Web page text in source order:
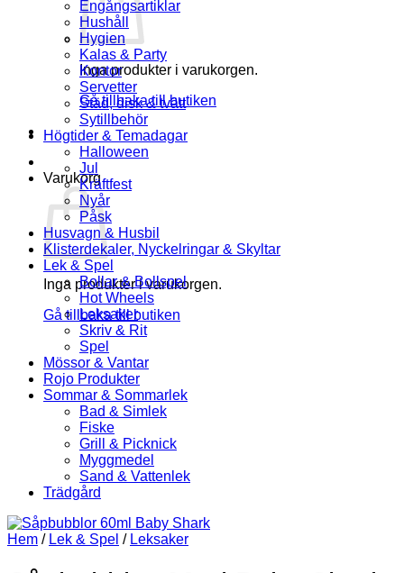
Inga produkter i varukorgen.
Gå tillbaka till butiken
Varukorg
Inga produkter i varukorgen.
Gå tillbaka till butiken
Engångsartiklar
Hushåll
Hygien
Kalas & Party
Kontor
Servetter
Städ, disk & tvätt
Sytillbehör
Högtider & Temadagar
Halloween
Jul
Kräftfest
Nyår
Påsk
Husvagn & Husbil
Klisterdekaler, Nyckelringar & Skyltar
Lek & Spel
Bollar & Bollspel
Hot Wheels
Leksaker
Skriv & Rit
Spel
Mössor & Vantar
Rojo Produkter
Sommar & Sommarlek
Bad & Simlek
Fiske
Grill & Picknick
Myggmedel
Sand & Vattenlek
Trädgård
Hem / Lek & Spel / Leksaker